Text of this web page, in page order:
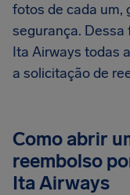
fotos de cada um,
segurança. Dessa
Ita Airways todas
a solicitação de
Como abrir
reembolso
Ita Airways